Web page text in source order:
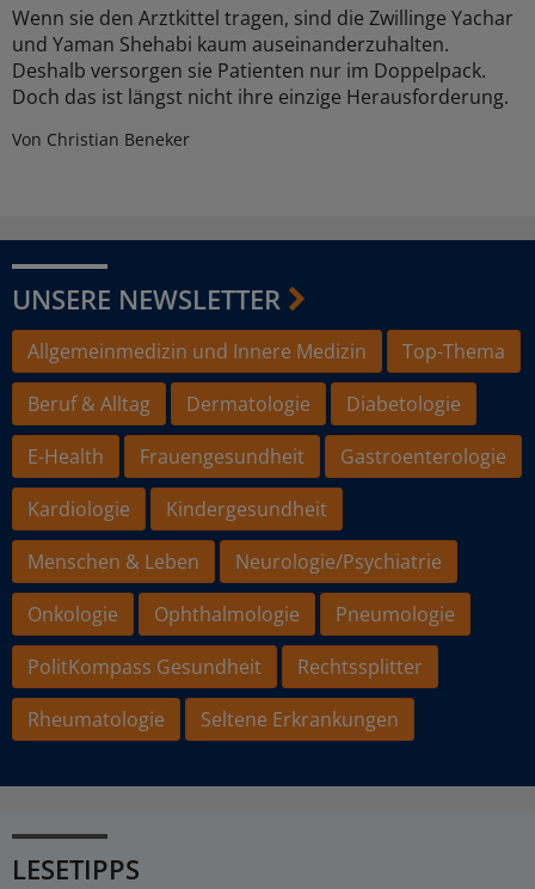
Wenn sie den Arztkittel tragen, sind die Zwillinge Yachar
und Yaman Shehabi kaum auseinanderzuhalten.
Deshalb versorgen sie Patienten nur im Doppelpack.
Doch das ist längst nicht ihre einzige Herausforderung.
Von Christian Beneker
UNSERE NEWSLETTER
Allgemeinmedizin und Innere Medizin
Top-Thema
Beruf & Alltag
Dermatologie
Diabetologie
E-Health
Frauengesundheit
Gastroenterologie
Kardiologie
Kindergesundheit
Menschen & Leben
Neurologie/Psychiatrie
Onkologie
Ophthalmologie
Pneumologie
PolitKompass Gesundheit
Rechtssplitter
Rheumatologie
Seltene Erkrankungen
LESETIPPS